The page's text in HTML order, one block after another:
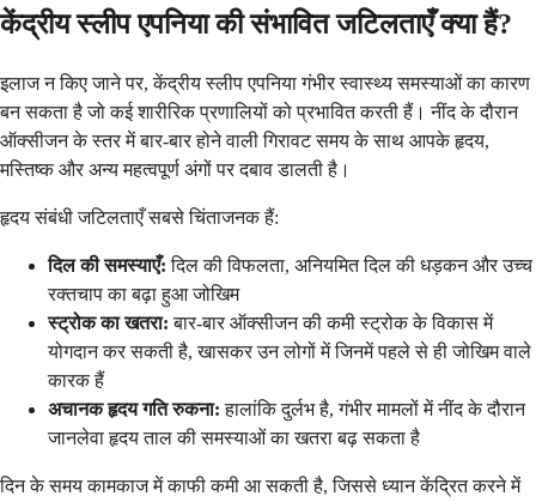
केंद्रीय स्लीप एपनिया की संभावित जटिलताएँ क्या हैं?
इलाज न किए जाने पर, केंद्रीय स्लीप एपनिया गंभीर स्वास्थ्य समस्याओं का कारण
बन सकता है जो कई शारीरिक प्रणालियों को प्रभावित करती हैं। नींद के दौरान
ऑक्सीजन के स्तर में बार-बार होने वाली गिरावट समय के साथ आपके हृदय,
मस्तिष्क और अन्य महत्वपूर्ण अंगों पर दबाव डालती है।
हृदय संबंधी जटिलताएँ सबसे चिंताजनक हैं:
दिल की समस्याएँ: दिल की विफलता, अनियमित दिल की धड़कन और उच्च
रक्तचाप का बढ़ा हुआ जोखिम
स्ट्रोक का खतरा: बार-बार ऑक्सीजन की कमी स्ट्रोक के विकास में
योगदान कर सकती है, खासकर उन लोगों में जिनमें पहले से ही जोखिम वाले
कारक हैं
अचानक हृदय गति रुकना: हालांकि दुर्लभ है, गंभीर मामलों में नींद के दौरान
जानलेवा हृदय ताल की समस्याओं का खतरा बढ़ सकता है
दिन के समय कामकाज में काफी कमी आ सकती है, जिससे ध्यान केंद्रित करने में